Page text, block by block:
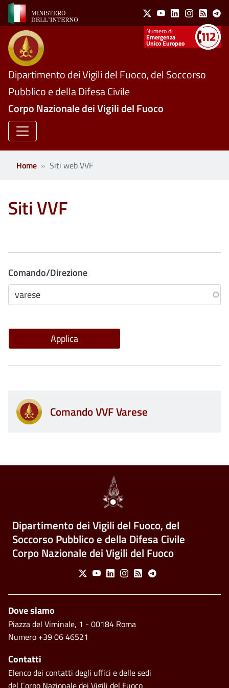
Salta al contenuto principale Social Menu
X YoutubeLinkedinInstagram
Feed
Numeri utili
Emergenza
Unico Europeo
Dipartimento dei Vigili del Fuoco, del Soccorso
Pubblico e della Difesa Civile
Corpo Nazionale dei Vigili del Fuoco
Home Siti web VVF
Siti VVF
Comando/Direzione
Comando VVF Varese
Dipartimento dei Vigili del Fuoco, del
Soccorso Pubblico e della Difesa Civile
Corpo Nazionale dei Vigili del Fuoco
Social Menu
X YoutubeLinkedinInstagram
Feed Telegram
Footer
Dove siamo
Piazza del Viminale, 1 - 00184 Roma
Numero +39 06 46521
Contatti
Elenco dei contatti degli uffici e delle sedi